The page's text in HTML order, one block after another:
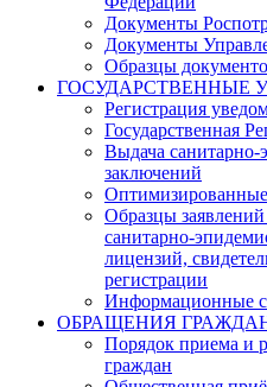
Документы
Документы
Образцы
ГОСУДАРСТВЕННЫЕ
Регистрация
Государственная
Выдача санитарно-
заключений
Образцы
санитарно-
лицензий,
регистрации
Информационные
ОБРАЩЕНИЯ
Порядок приема и
граждан